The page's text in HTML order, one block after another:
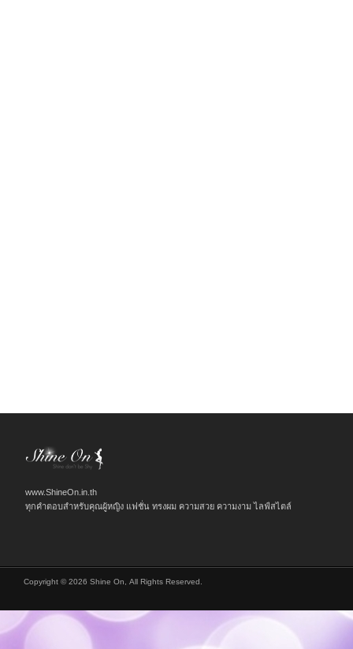
www.ShineOn.in.th
ทุกคำตอบสำหรับคุณผู้หญิง แฟชั่น ทรงผม ความสวย ความงาม ไลฟ์สไตล์
Copyright © 2026 Shine On, All Rights Reserved.